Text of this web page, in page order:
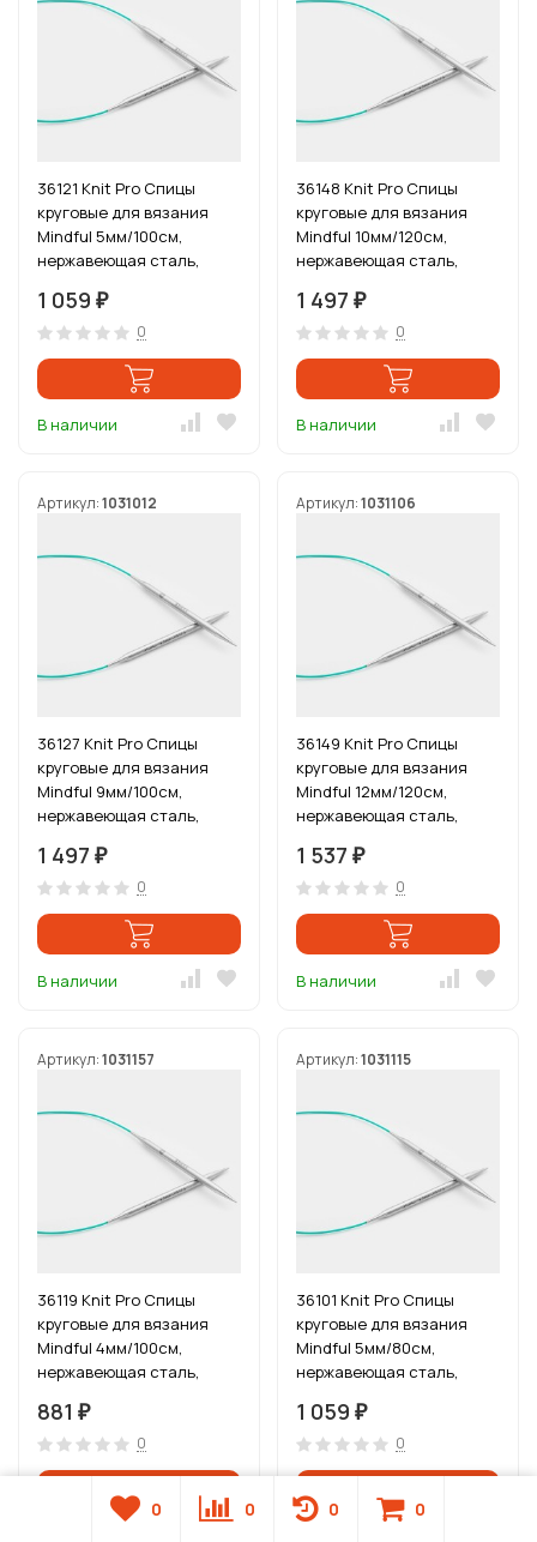
36121 Knit Pro Спицы
круговые для вязания
Mindful 5мм/100см,
нержавеющая сталь,
1 059 ₽
0
В наличии
36148 Knit Pro Спицы
круговые для вязания
Mindful 10мм/120см,
нержавеющая сталь,
1 497 ₽
0
В наличии
Артикул:1031012
36127 Knit Pro Спицы
круговые для вязания
Mindful 9мм/100см,
нержавеющая сталь,
1 497 ₽
0
В наличии
Артикул:1031106
36149 Knit Pro Спицы
круговые для вязания
Mindful 12мм/120см,
нержавеющая сталь,
1 537 ₽
0
В наличии
Артикул:1031157
36119 Knit Pro Спицы
круговые для вязания
Mindful 4мм/100см,
нержавеющая сталь,
881 ₽
0
Артикул:1031115
36101 Knit Pro Спицы
круговые для вязания
Mindful 5мм/80см,
нержавеющая сталь,
1 059 ₽
0
0 0 0 0